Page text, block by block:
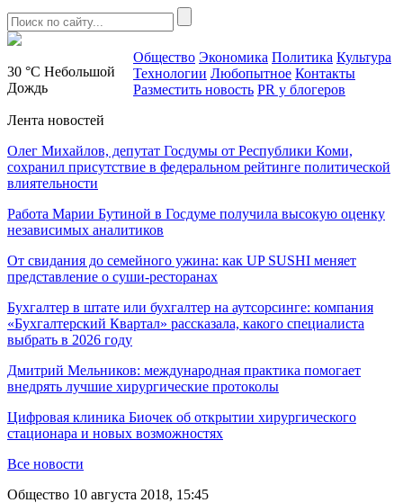
30 °C Небольшой
Дождь
Общество Экономика Политика Культура
Технологии Любопытное Контакты
Разместить новость PR у блогеров
Лента новостей
Олег Михайлов, депутат Госдумы от Республики Коми,
сохранил присутствие в федеральном рейтинге политической
влиятельности
Работа Марии Бутиной в Госдуме получила высокую оценку
независимых аналитиков
От свидания до семейного ужина: как UP SUSHI меняет
представление о суши-ресторанах
Бухгалтер в штате или бухгалтер на аутсорсинге: компания
«Бухгалтерский Квартал» рассказала, какого специалиста
выбрать в 2026 году
Дмитрий Мельников: международная практика помогает
внедрять лучшие хирургические протоколы
Цифровая клиника Биочек об открытии хирургического
стационара и новых возможностях
Все новости
Общество 10 августа 2018, 15:45